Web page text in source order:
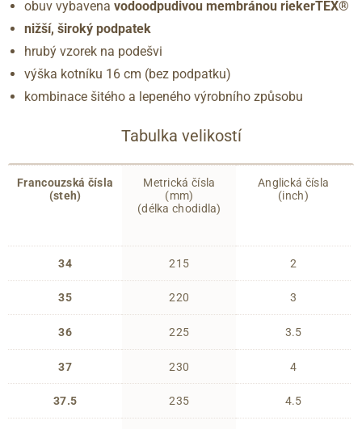
obuv vybavena vodoodpudivou membránou riekerTEX®
nižší, široký podpatek
hrubý vzorek na podešvi
výška kotníku 16 cm (bez podpatku)
kombinace šitého a lepeného výrobního způsobu
Tabulka velikostí
Francouzská čísla
(steh)
34
35
36
37
37.5
Metrická čísla
(mm)
(délka chodidla)
215
220
225
230
235
Anglická čísla
(inch)
2
3
3.5
4
4.5